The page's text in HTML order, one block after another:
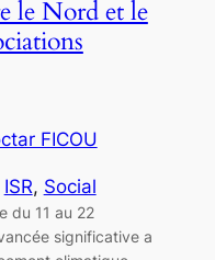
le Nord et le
FICOU
ISR, Social
du 11 au 22
significative a